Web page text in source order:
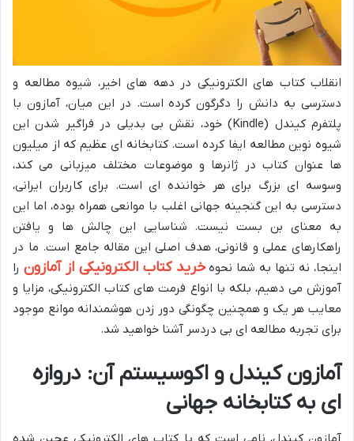
انقلاب کتاب های الکترونیکی در دهه های اخیر، شیوه مطالعه و
دسترسی به دانش را دگرگون کرده است. در این میان، آمازون با
پلتفرم کیندل (Kindle) خود، نقش بی بدیلی در فراگیر شدن این
شیوه نوین مطالعه ایفا کرده است. کتابخانه ای عظیم که از میلیون
ها عنوان کتاب در ژانرها و موضوعات مختلف میزبانی می کند،
وسوسه ای بزرگ برای هر خواننده ای است. برای کاربران ایرانی،
دسترسی به این گنجینه جهانی اغلب با موانعی همراه بوده، اما این
به معنای بن بست نیست. شناسایی این چالش ها و یافتن
راهکارهای عملی و قانونی، هدف اصلی این مقاله جامع است. ما در
اینجا، نه تنها به شما نحوهخرید کتاب الکترونیکی از آمازون را
آموزش می دهیم، بلکه با انواع فرمت های کتاب الکترونیکی، مزایا و
معایب هر یک و همچنین چگونگی دور زدن هوشمندانه موانع موجود
برای تجربه مطالعه ای بی دردسر آشنا خواهید شد.
آمازون کیندل و اکوسیستم آن: دروازه
ای به کتابخانه جهانی